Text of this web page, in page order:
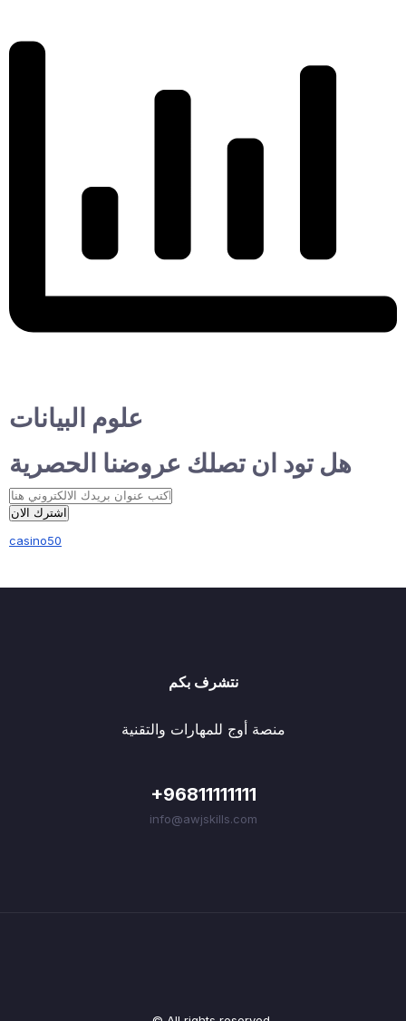
علوم البيانات
هل تود ان تصلك عروضنا الحصرية
اشترك الان
casino50
نتشرف بكم
منصة أوج للمهارات والتقنية
+96811111111
info@awjskills.com